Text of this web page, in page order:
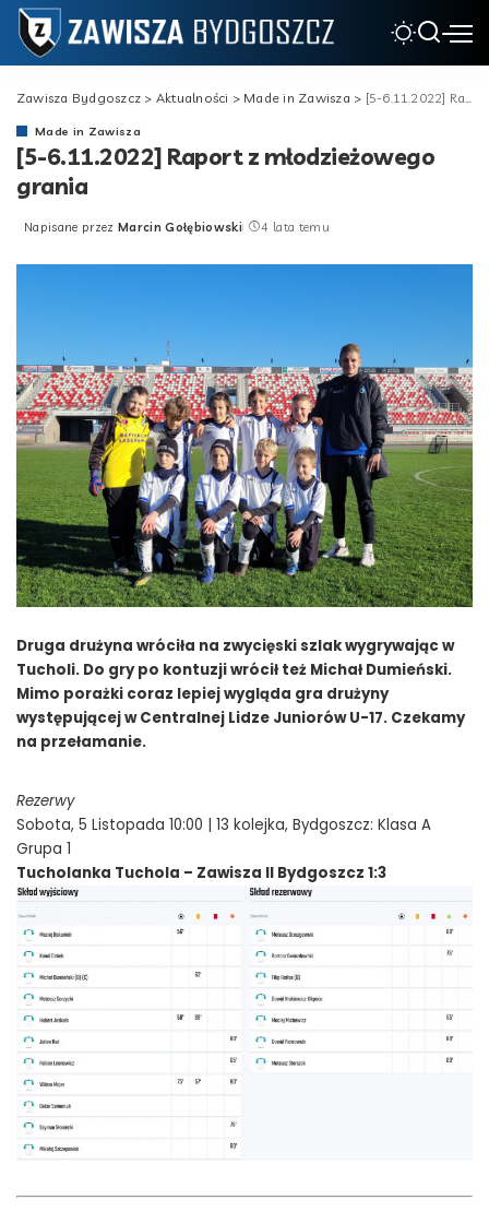
Zawisza Bydgoszcz > Aktualności > Made in Zawisza > [5-6.11.2022] Raport z młodzieżowego grania
Made in Zawisza
[5-6.11.2022] Raport z młodzieżowego
grania
Posted
Napisane przez Marcin Gołębiowski 4 lata temu
Druga drużyna wróciła na zwycięski szlak wygrywając w
Tucholi. Do gry po kontuzji wrócił też Michał Dumieński.
Mimo porażki coraz lepiej wygląda gra drużyny
występującej w Centralnej Lidze Juniorów U-17. Czekamy
na przełamanie.
Rezerwy
Sobota, 5 Listopada 10:00 | 13 kolejka, Bydgoszcz: Klasa A
Grupa 1
Tucholanka Tuchola – Zawisza II Bydgoszcz 1:3